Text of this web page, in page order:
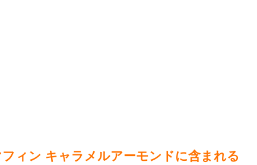
ィン キャラメルアーモンドに含まれる